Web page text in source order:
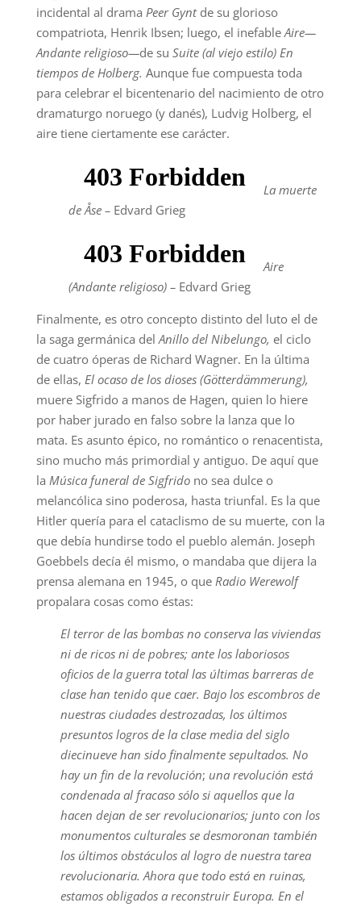
incidental al drama Peer Gyntde su glorioso
compatriota, Henrik Ibsen; luego, el inefableAire—
Andante religioso—de su Suite (al viejo estilo) En
tiempos de Holberg. Aunque fue compuesta toda
para celebrar el bicentenario del nacimiento de otro
dramaturgo noruego (y danés), Ludvig Holberg, el
aire tiene ciertamente ese carácter.
La muerte
de Åse – Edvard Grieg
Aire
(Andante religioso) – Edvard Grieg
Finalmente, es otro concepto distinto del luto el de
la saga germánica delAnillo del Nibelungo, el ciclo
de cuatro óperas de Richard Wagner. En la última
de ellas, El ocaso de los dioses (Götterdämmerung),
muere Sigfrido a manos de Hagen, quien lo hiere
por haber jurado en falso sobre la lanza que lo
mata. Es asunto épico, no romántico o renacentista,
sino mucho más primordial y antiguo. De aquí que
la Música funeral de Sigfridono sea dulce o
melancólica sino poderosa, hasta triunfal. Es la que
Hitler quería para el cataclismo de su muerte, con la
que debía hundirse todo el pueblo alemán. Joseph
Goebbels decía él mismo, o mandaba que dijera la
prensa alemana en 1945, o que Radio Werewolf
propalara cosas como éstas:
El terror de las bombas no conserva las viviendas
ni de ricos ni de pobres; ante los laboriosos
oficios de la guerra total las últimas barreras de
clase han tenido que caer. Bajo los escombros de
nuestras ciudades destrozadas, los últimos
presuntos logros de la clase media del siglo
diecinueve han sido finalmente sepultados. No
hay un fin de la revolución; una revolución está
condenada al fracaso sólo si aquellos que la
hacen dejan de ser revolucionarios; junto con los
monumentos culturales se desmoronan también
los últimos obstáculos al logro de nuestra tarea
revolucionaria. Ahora que todo está en ruinas,
estamos obligados a reconstruir Europa. En el